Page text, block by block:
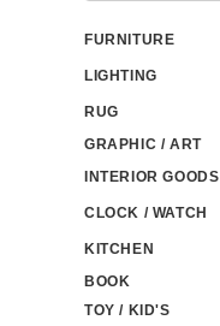
FURNITURE
LIGHTING
RUG
GRAPHIC / ART
INTERIOR GOODS
CLOCK / WATCH
KITCHEN
BOOK
TOY / KID'S